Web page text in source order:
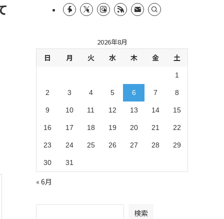
2026年8月
日 月 火 水 木 金 土
1
2 3 4 5 6 7 8
9 10 11 12 13 14 15
16 17 18 19 20 21 22
23 24 25 26 27 28 29
30 31
« 6月
検索